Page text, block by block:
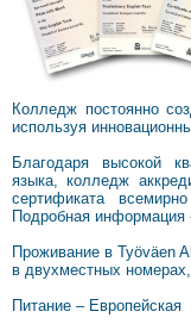
Колледж постоянно
используя
Благодаря высокой
языка, колледж
сертификата
Подробная информация
Проживание в Työväen
в двухместных
Питание –